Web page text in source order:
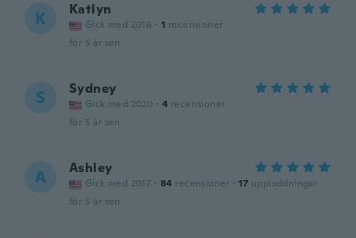
K Katlyn
Gick med 2016 · 1 recensioner
för 5 år sen
S Sydney
Gick med 2020 · 4 recensioner
för 5 år sen
A Ashley
Gick med 2017 · 84 recensioner · 17 uppladdningar
för 5 år sen